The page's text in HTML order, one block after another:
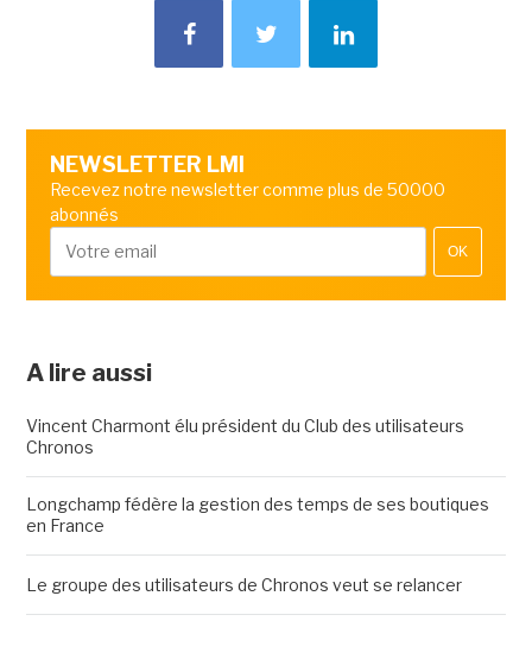
NEWSLETTER LMI
Recevez notre newsletter comme plus de 50000
abonnés
OK
A lire aussi
Vincent Charmont élu président du Club des utilisateurs
Chronos
Longchamp fédère la gestion des temps de ses boutiques
en France
Le groupe des utilisateurs de Chronos veut se relancer